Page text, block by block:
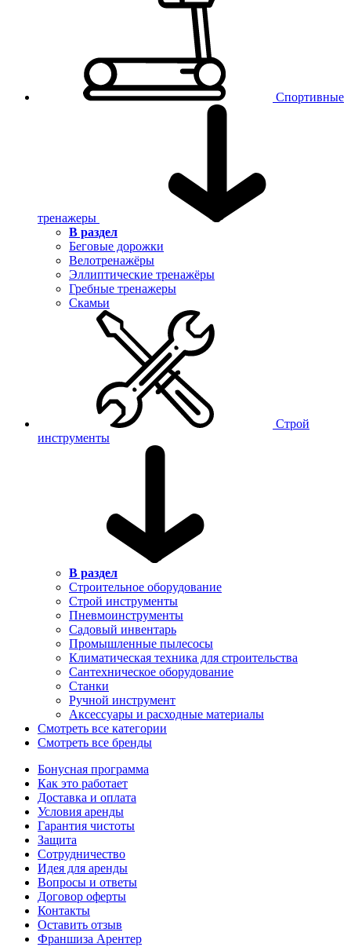
Спортивные
тренажеры
В раздел
Беговые дорожки
Велотренажёры
Эллиптические тренажёры
Гребные тренажеры
Скамьи
Строй
инструменты
В раздел
Строительное оборудование
Строй инструменты
Пневмоинструменты
Садовый инвентарь
Промышленные пылесосы
Климатическая техника для строительства
Сантехническое оборудование
Станки
Ручной инструмент
Аксессуары и расходные материалы
Смотреть все категории
Смотреть все бренды
Бонусная программа
Как это работает
Доставка и оплата
Условия аренды
Гарантия чистоты
Защита
Сотрудничество
Идея для аренды
Вопросы и ответы
Договор оферты
Контакты
Оставить отзыв
Франшиза Арентер